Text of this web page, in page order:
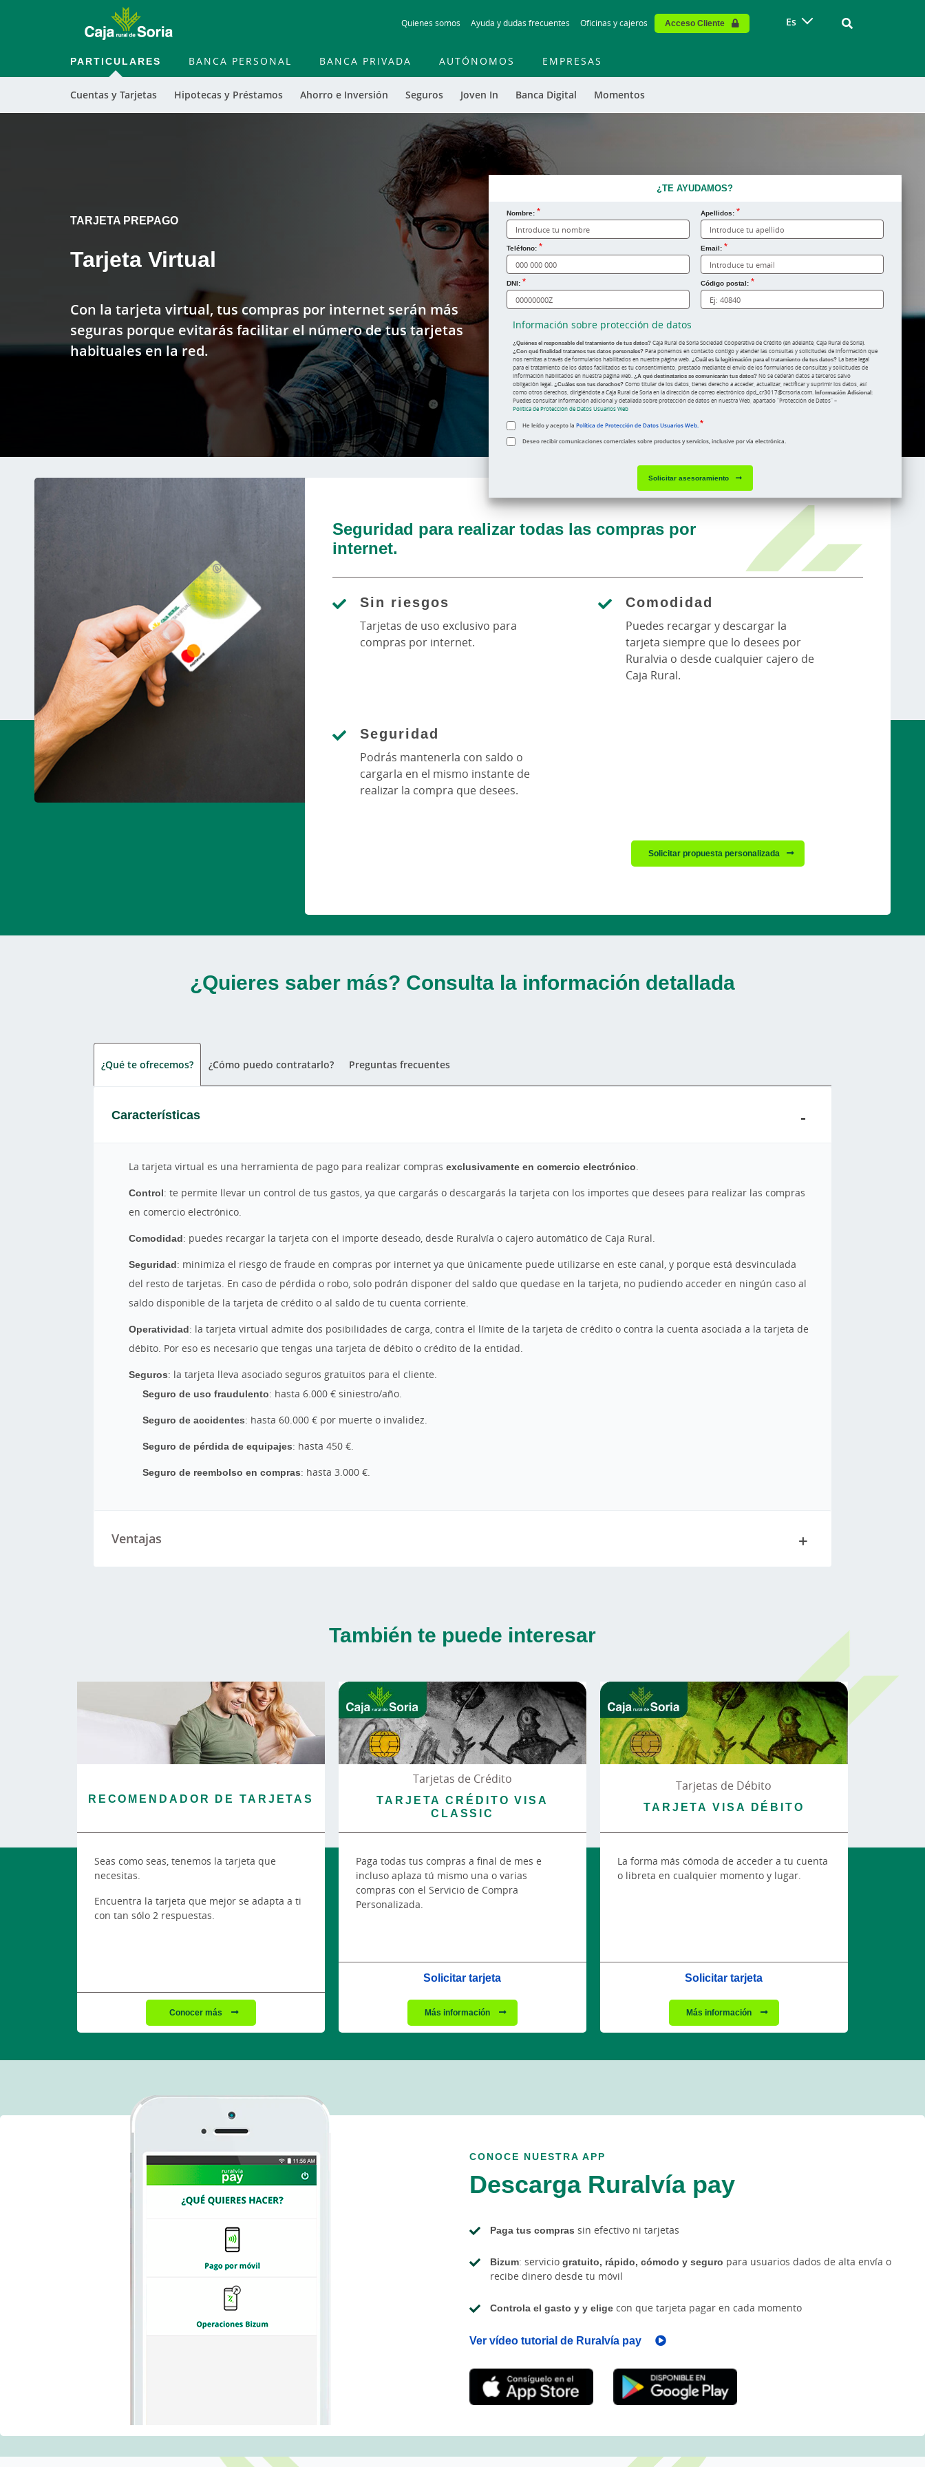
to
contentt
Quienes somos Ayuda y dudas frecuentes Oficinas y cajeros Acceso Cliente Es Vinculo -
PARTICULARES
Cuentas y Tarjetas Hipotecas y Préstamos Ahorro e Inversión Seguros Joven In Banca Digital Momentos
BANCA PERSONAL BANCA PRIVADA AUTÓNOMOS EMPRESAS
TARJETA PREPAGO
Tarjeta Virtual
Con la tarjeta virtual, tus compras por internet serán más
seguras porque evitarás facilitar el número de tus tarjetas
habituales en la red.
¿TE AYUDAMOS?
Nombre:
¿Cómo te llamas?
Apellidos:
Teléfono: Email:
DNI: Código postal:
Información sobre protección de datos
¿Quiénes el responsable del tratamiento de tus datos?Caja Rural de Soria Sociedad Cooperativa de Crédito (en adelante, Caja Rural de Soria).
¿Con qué finalidad tratamos tus datos personales?Para ponernos en contacto contigo y atender las consultas y solicitudes de información que
nos remitas a través de formularios habilitados en nuestra página web. ¿Cuál es la legitimación para el tratamiento de tus datos?La base legal
para el tratamiento de los datos facilitados es tu consentimiento, prestado mediante el envío de los formularios de consultas y solicitudes de
información habilitados en nuestra página web. ¿A qué destinatarios se comunicarán tus datos?No se cederán datos a terceros salvo
obligación legal. ¿Cuáles son tus derechos?Como titular de los datos, tienes derecho a acceder, actualizar, rectificar y suprimir los datos, así
como otros derechos, dirigiéndote a Caja Rural de Soria en la dirección de correo electrónico dpd_cr3017@crsoria.com. Información Adicional:
Puedes consultar información adicional y detallada sobre protección de datos en nuestra Web, apartado “Protección de Datos” –
Política de Protección de Datos Usuarios Web
He leído y acepto la Política de Protección de Datos Usuarios Web.
Deseo recibir comunicaciones comerciales sobre productos y servicios, inclusive por vía electrónica.
Solicitar asesoramiento
Seguridad para realizar todas las compras por
internet.
Sin riesgos
Tarjetas de uso exclusivo para
compras por internet.
Comodidad
Puedes recargar y descargar la
tarjeta siempre que lo desees por
Ruralvia o desde cualquier cajero de
Caja Rural.
Seguridad
Podrás mantenerla con saldo o
cargarla en el mismo instante de
realizar la compra que desees.
Solicitar propuesta personalizada
¿Quieres saber más? Consulta la información detallada
¿Qué te ofrecemos? ¿Cómo puedo contratarlo? Preguntas frecuentes
Características
La tarjeta virtual es una herramienta de pago para realizar comprasexclusivamente en comercio electrónico.
Control: te permite llevar un control de tus gastos, ya que cargarás o descargarás la tarjeta con los importes que desees para realizar las compras
en comercio electrónico.
Comodidad: puedes recargar la tarjeta con el importe deseado, desde Ruralvía o cajero automático de Caja Rural.
Seguridad: minimiza el riesgo de fraude en compras por internet ya que únicamente puede utilizarse en este canal, y porque está desvinculada
del resto de tarjetas. En caso de pérdida o robo, solo podrán disponer del saldo que quedase en la tarjeta, no pudiendo acceder en ningún caso al
saldo disponible de la tarjeta de crédito o al saldo de tu cuenta corriente.
Operatividad: la tarjeta virtual admite dos posibilidades de carga, contra el límite de la tarjeta de crédito o contra la cuenta asociada a la tarjeta de
débito. Por eso es necesario que tengas una tarjeta de débito o crédito de la entidad.
Seguros: la tarjeta lleva asociado seguros gratuitos para el cliente.
Seguro de uso fraudulento: hasta 6.000 € siniestro/año.
Seguro de accidentes: hasta 60.000 € por muerte o invalidez.
Seguro de pérdida de equipajes: hasta 450 €.
Seguro de reembolso en compras: hasta 3.000 €.
Ventajas
También te puede interesar
RECOMENDADOR DE TARJETAS
Seas como seas, tenemos la tarjeta que
necesitas.
Encuentra la tarjeta que mejor se adapta a ti
con tan sólo 2 respuestas.
Conocer más
Tarjetas de Crédito
TARJETA CRÉDITO VISA
CLASSIC
Paga todas tus compras a final de mes e
incluso aplaza tú mismo una o varias
compras con el Servicio de Compra
Personalizada.
Solicitar tarjeta
Más información
Tarjetas de Débito
TARJETA VISA DÉBITO
La forma más cómoda de acceder a tu cuenta
o libreta en cualquier momento y lugar.
Solicitar tarjeta
Más información
CONOCE NUESTRA APP
Descarga Ruralvía pay
Paga tus compras sin efectivo ni tarjetas
Bizum: servicio gratuito, rápido, cómodo y seguro para usuarios dados de alta envía o
recibe dinero desde tu móvil
Controla el gasto y y elige con que tarjeta pagar en cada momento
Ver vídeo tutorial de Ruralvía pay